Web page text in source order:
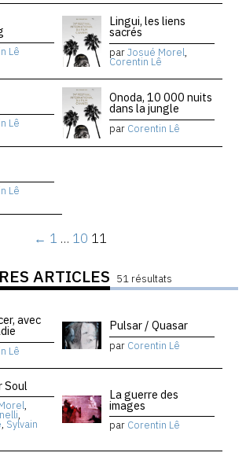
Lê
Lingui, les liens
sacrés
parJosué Morel,
Corentin Lê
Lê
Onoda, 10 000 nuits
dans la jungle
par Corentin Lê
Lê
← 1 … 10 11
ARTICLES 51 résultats
avec
Lê
Pulsar / Quasar
par Corentin Lê
Soul
,
,
, Sylvain
La guerre des
images
par Corentin Lê